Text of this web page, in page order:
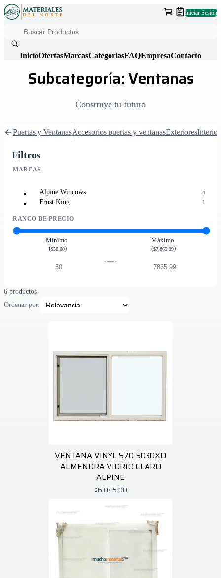
Iniciar Sesión
InicioOfertasMarcasCategoriasFAQEmpresaContacto
Subcategoría: Ventanas
Construye tu futuro
Puertas y VentanasAccesorios puertas y ventanasExteriores
Filtros
MARCAS
Alpine Windows 5
Frost King 1
RANGO DE PRECIO
Mínimo
($50.00)
Máximo
($7,865.99)
6 productos
Ordenar por:
VENTANA VINYL S70 5030XO
ALMENDRA VIDRIO CLARO
ALPINE
$6,045.00